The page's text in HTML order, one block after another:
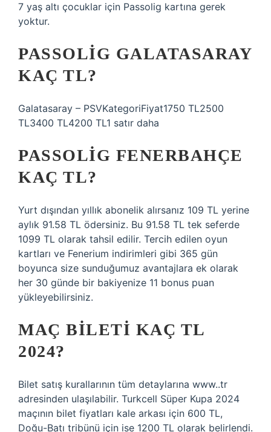
7 yaş altı çocuklar için Passolig kartına gerek
yoktur.
PASSOLIG GALATASARAY
KAÇ TL?
Galatasaray – PSVKategoriFiyat1750 TL2500
TL3400 TL4200 TL1 satır daha
PASSOLIG FENERBAHÇE
KAÇ TL?
Yurt dışından yıllık abonelik alırsanız 109 TL yerine
aylık 91.58 TL ödersiniz. Bu 91.58 TL tek seferde
1099 TL olarak tahsil edilir. Tercih edilen oyun
kartları ve Fenerium indirimleri gibi 365 gün
boyunca size sunduğumuz avantajlara ek olarak
her 30 günde bir bakiyenize 11 bonus puan
yükleyebilirsiniz.
MAÇ BILETI KAÇ TL
2024?
Bilet satış kurallarının tüm detaylarına www..tr
adresinden ulaşılabilir. Turkcell Süper Kupa 2024
maçının bilet fiyatları kale arkası için 600 TL,
Doğu-Batı tribünü için ise 1200 TL olarak belirlendi.